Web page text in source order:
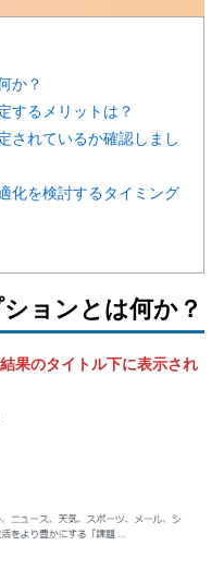
か？
するメリットは？
されているか確認しまし
化を検討するタイミング
ョンとは何か？
果のタイトル下に表示され